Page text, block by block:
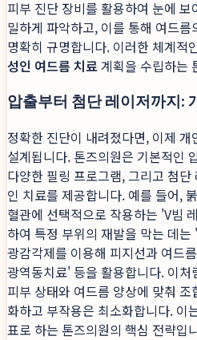
피부 진단 장비를 활용하여 눈에
밀하게 파악하고, 이를 통해 여드
명확히 규명합니다. 이러한 체계적
성인 여드름 치료계획을 수립하는
압출부터 첨단 레이저까지:
정확한 진단이 내려졌다면, 이제
설계됩니다. 톤즈의원은 기본적인
다양한 필링 프로그램, 그리고 첨
인 치료를 제공합니다. 예를 들어,
혈관에 선택적으로 작용하는 'V빔
하여 특정 부위의 재발을 막는 데
광감각제를 이용해 피지선과 여드
광역동치료' 등을 활용합니다. 이
피부 상태와 여드름 양상에 맞춰
화하고 부작용은 최소화합니다. 이
표로 하는 톤즈의원의 핵심 전략입